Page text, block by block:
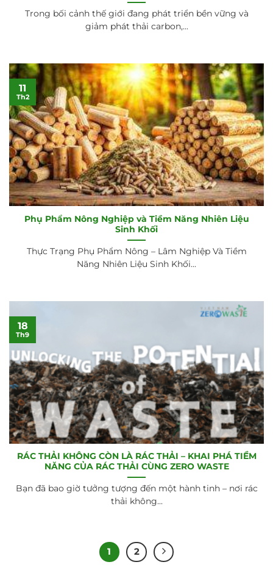
Trong bối cảnh thế giới đang phát triển bền vững và
giảm phát thải carbon,...
Phụ Phẩm Nông Nghiệp và Tiềm Năng Nhiên Liệu
Sinh Khối
Thực Trạng Phụ Phẩm Nông – Lâm Nghiệp Và Tiềm
Năng Nhiên Liệu Sinh Khối...
11
Th2
RÁC THẢI KHÔNG CÒN LÀ RÁC THẢI – KHAI PHÁ TIỀM
NĂNG CỦA RÁC THẢI CÙNG ZERO WASTE
Bạn đã bao giờ tưởng tượng đến một hành tinh – nơi rác
thải không...
18
Th9
1 2